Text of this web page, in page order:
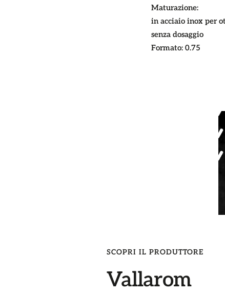
Maturazione:
in acciaio inox per
senza dosaggio
Formato: 0.75
SCOPRI IL PRODUTTORE
Vallarom